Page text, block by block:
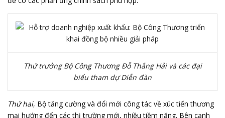
Thứ trưởng Bộ Công Thương Đỗ Thắng Hải và các đại
biểu tham dự Diễn đàn
Thứ hai, Bộ tăng cường và đổi mới công tác về xúc tiến thương
mại hướng đến các thị trường mới, nhiều tiềm năng. Bên cạnh